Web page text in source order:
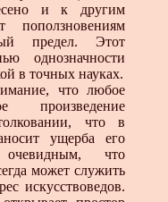
и к другим
поползновениям
предел. Этот
однозначности
в точных науках.
что любое
произведение
что в
ущерба его
что
может служить
искусствоведов.